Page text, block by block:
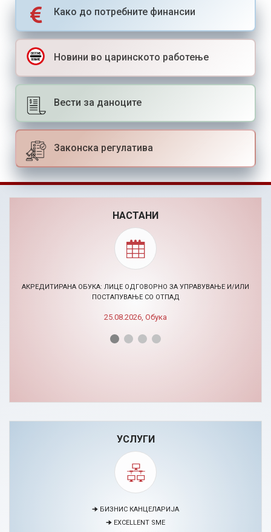
Како до потребните финансии
Новини во царинското работење
Вести за даноците
Законска регулатива
НАСТАНИ
АКРЕДИТИРАНА ОБУКА: ЛИЦЕ ОДГОВОРНО ЗА УПРАВУВАЊЕ И/ИЛИ
ПОСТАПУВАЊЕ СО ОТПАД
25.08.2026, Обука
УСЛУГИ
🠊 МЕДИЈАЦИЈА
🠊 ПРОЕКТИ